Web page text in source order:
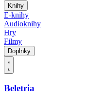
Knihy
E-knihy
Audioknihy
Hry
Filmy
Doplnky
Beletria